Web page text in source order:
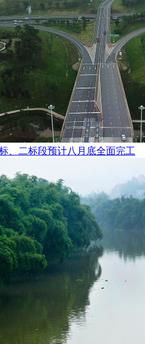
、二标段预计八月底全面完工